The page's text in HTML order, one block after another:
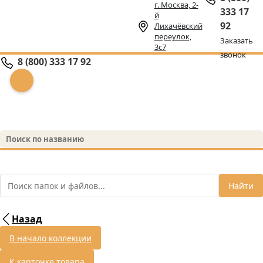
г. Москва, 2-
й
Лихачёвский
переулок,
3с7
333 17
92
Заказать
звонок
8 (800) 333 17 92
Найти
Назад
В начало коллекции